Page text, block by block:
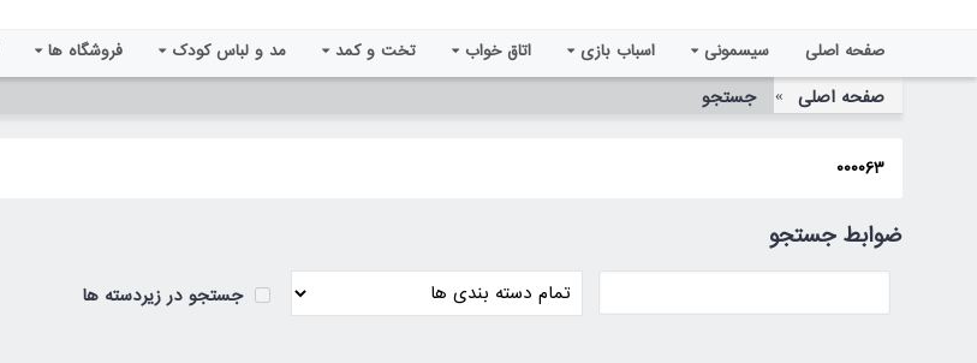
صفحه اصلی سیسمونی اسباب بازی اتاق خواب تخت و کمد مد و لباس کودک فروشگاه ها
صفحه اصلی جستجو
000063
ضوابط جستجو
جستجو در زیردسته ها